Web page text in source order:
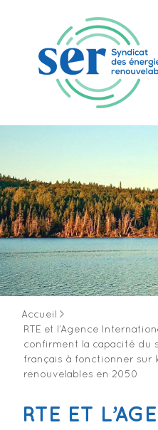
Accueil
>
RTE et l’Agence
confirment la capacité du
français à fonctionner sur
renouvelables en 2050
RTE ET